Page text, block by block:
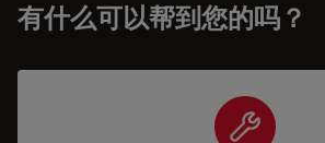
有什么可以帮到您的吗？